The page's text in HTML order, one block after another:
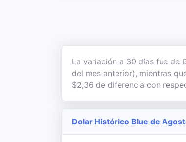
La variación a 30 días fue de
del mes anterior), mientras
$2,36 de diferencia con
Dolar Histórico Blue de